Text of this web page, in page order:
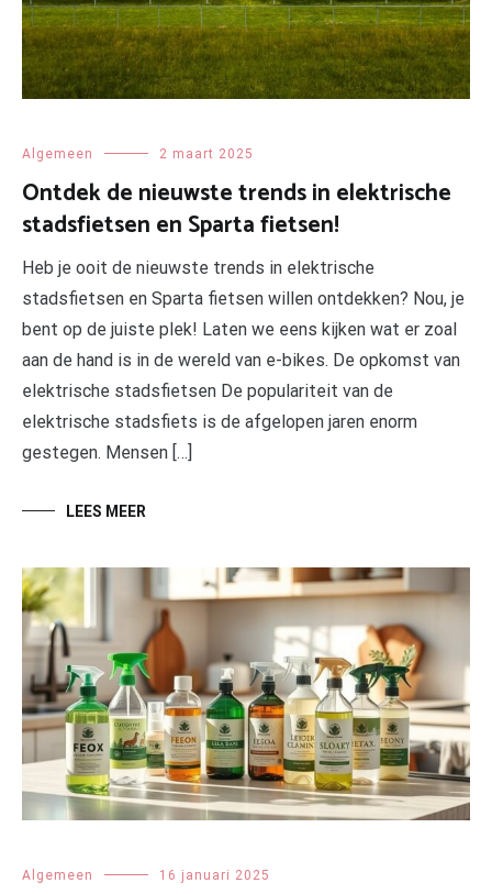
Algemeen 2 maart 2025
Ontdek de nieuwste trends in elektrische
stadsfietsen en Sparta fietsen!
Heb je ooit de nieuwste trends in elektrische
stadsfietsen en Sparta fietsen willen ontdekken? Nou, je
bent op de juiste plek! Laten we eens kijken wat er zoal
aan de hand is in de wereld van e-bikes. De opkomst van
elektrische stadsfietsen De populariteit van de
elektrische stadsfiets is de afgelopen jaren enorm
gestegen. Mensen […]
LEES MEER
Algemeen 16 januari 2025